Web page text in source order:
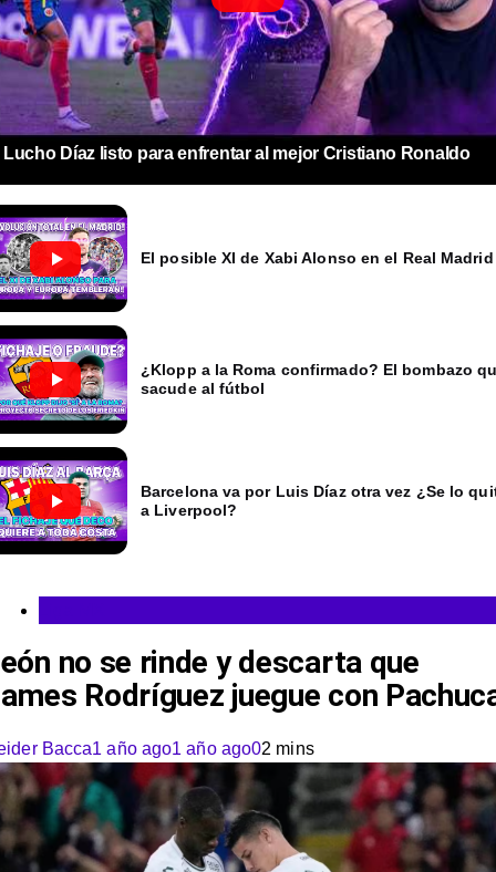
Lucho Díaz listo para enfrentar al mejor Cristiano Ronaldo
El posible XI de Xabi Alonso en el Real Madrid
¿Klopp a la Roma confirmado? El bombazo
sacude al fútbol
Barcelona va por Luis Díaz otra vez ¿Se lo
a Liverpool?
no se rinde y descarta que
Rodríguez juegue con
Bacca1 año ago1 año ago02 mins